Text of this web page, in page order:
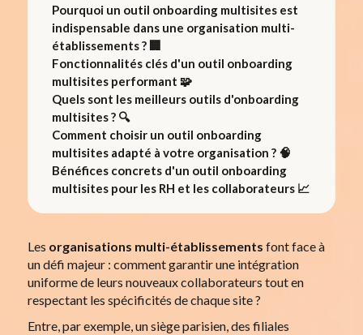
Pourquoi un outil onboarding multisites est
indispensable dans une organisation multi-
établissements ? 🏢
Fonctionnalités clés d'un outil onboarding
multisites performant 🧩
Quels sont les meilleurs outils d'onboarding
multisites ? 🔍
Comment choisir un outil onboarding
multisites adapté à votre organisation ? 🧠
Bénéfices concrets d'un outil onboarding
multisites pour les RH et les collaborateurs 📈
Les organisations multi-établissements font face à
un défi majeur : comment garantir une intégration
uniforme de leurs nouveaux collaborateurs tout en
respectant les spécificités de chaque site ?
Entre, par exemple, un siège parisien, des filiales